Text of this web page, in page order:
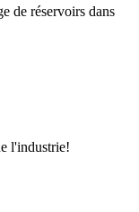
de réservoirs dans
l'industrie!